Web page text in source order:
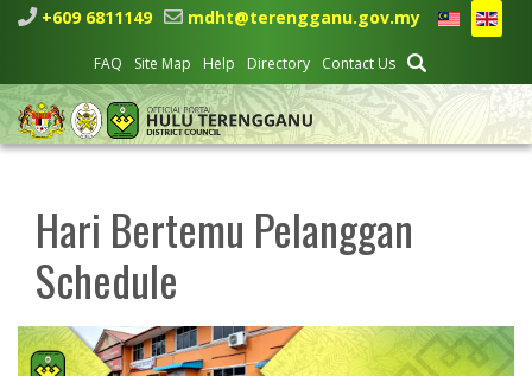
+609 6811149 mdht@terengganu.gov.my
FAQ Site Map Help Directory Contact Us
Hari Bertemu Pelanggan
Schedule